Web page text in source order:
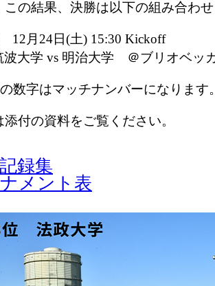
この結果、決勝は以下の組み合わ
12月24日(土) 15:30 Kickoff
波大学 vs 明治大学 ＠ブリオベッ
数字はマッチナンバーになります
添付の資料をご覧ください。
録集
メント表